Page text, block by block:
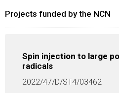
Projects funded by the NCN
Spin injection to large
radicals
2022/47/D/ST4/03462